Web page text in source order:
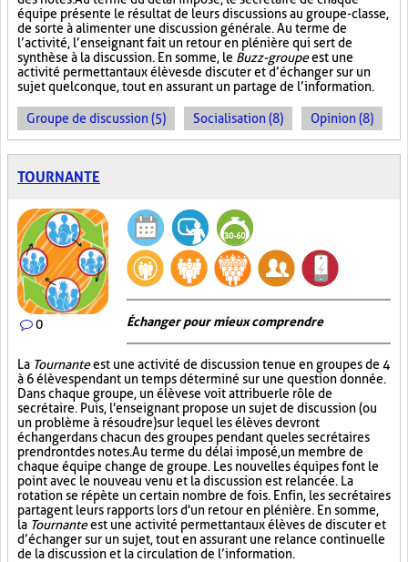
équipe présente le résultat de leurs discussions au groupe-classe,
de sorte à alimenter une discussion générale. Au terme de
l’activité, l’enseignant fait un retour en plénière qui sert de
synthèse à la discussion. En somme, le Buzz-groupeest une
activité permettant aux élèves de discuter et d’échanger sur un
sujet quelconque, tout en assurant un partage de l’information.
Groupe de discussion (5) Socialisation (8) Opinion (8)
TOURNANTE
0 Échanger pour mieux comprendre
La Tournanteest une activité de discussion tenue en groupes de 4
à 6 élèves pendant un temps déterminé sur une question donnée.
Dans chaque groupe, un élève se voit attribuer le rôle de
secrétaire. Puis, l'enseignant propose un sujet de discussion (ou
un problème à résoudre) sur lequel les élèves devront
échanger dans chacun des groupes pendant que les secrétaires
prendront des notes. Au terme du délai imposé, un membre de
chaque équipe change de groupe. Les nouvelles équipes font le
point avec le nouveau venu et la discussion est relancée. La
rotation se répète un certain nombre de fois. Enfin, les secrétaires
partagent leurs rapports lors d'un retour en plénière. En somme,
la Tournanteest une activité permettant aux élèves de discuter et
d’échanger sur un sujet, tout en assurant une relance continuelle
de la discussion et la circulation de l’information.